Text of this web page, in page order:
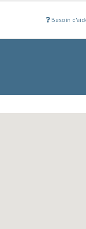
Besoin